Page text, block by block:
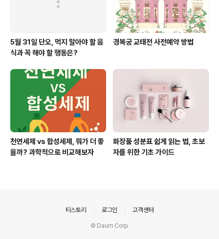
5월 31일 단오, 먹지 말아야 할 음
식과 꼭 해야 할 행동은?
경복궁 교태전 사전예약 방법
천연세제 vs 합성세제, 뭐가 더 좋
을까? 과학적으로 비교해보자
화장품 성분표 쉽게 읽는 법, 초보
자를 위한 기초 가이드
티스토리 로그인 고객센터
© Daum Corp.